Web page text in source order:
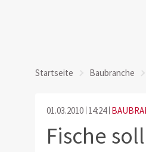
Startseite Baubranche
01.03.2010 14:24
Fische